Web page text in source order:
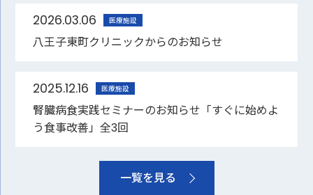
2026.03.06 医療施設
八王子東町クリニックからのお知らせ
2025.12.16 医療施設
腎臓病食実践セミナーのお知らせ「すぐに始めよ
う食事改善」全3回
一覧を見る